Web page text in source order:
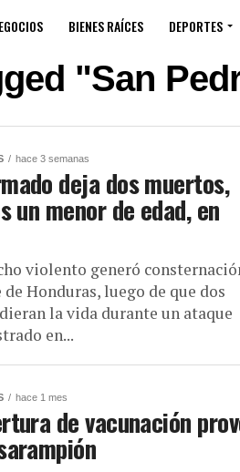
BIENES RAÍCES DEPORTES
"San
hace 3 semanas
deja dos muertos,
un menor de edad, en
violento generó
Honduras, luego de que dos
la vida durante un ataque
en...
hace 1 mes
de vacunación